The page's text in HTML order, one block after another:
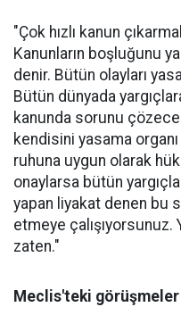
"Çok hızlı kanun
Kanunların boşluğunu
denir. Bütün olayları
Bütün dünyada
kanunda sorunu
kendisini yasama
ruhuna uygun olarak
onaylarsa bütün
yapan liyakat denen bu
etmeye çalışıyorsunuz.
zaten."
Meclis'teki görüşmeler